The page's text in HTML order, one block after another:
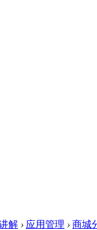
解 › 应用管理 › 商城